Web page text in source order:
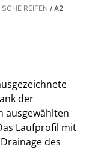
REIFEN / A2
der
ausgewählten
Laufprofil mit
des